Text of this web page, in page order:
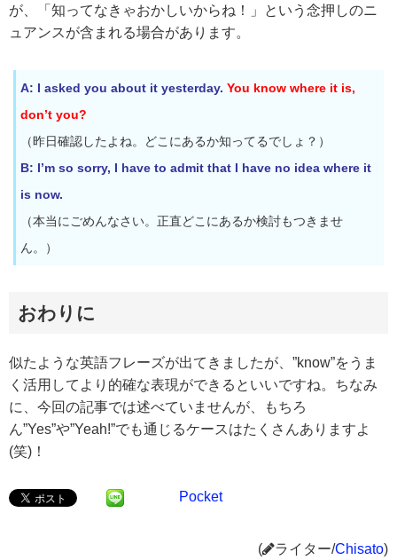
が、「知ってなきゃおかしいからね！」という念押しのニ
ュアンスが含まれる場合があります。
A: I asked you about it yesterday. You know where it is,
don’t you?
（昨日確認したよね。どこにあるか知ってるでしょ？）
B: I’m so sorry, I have to admit that I have no idea where it
is now.
（本当にごめんなさい。正直どこにあるか検討もつきませ
ん。）
おわりに
似たような英語フレーズが出てきましたが、”know”をうま
く活用してより的確な表現ができるといいですね。ちなみ
に、今回の記事では述べていませんが、もちろ
ん”Yes”や”Yeah!”でも通じるケースはたくさんありますよ
(笑)！
Pocket
( ライター/Chisato)